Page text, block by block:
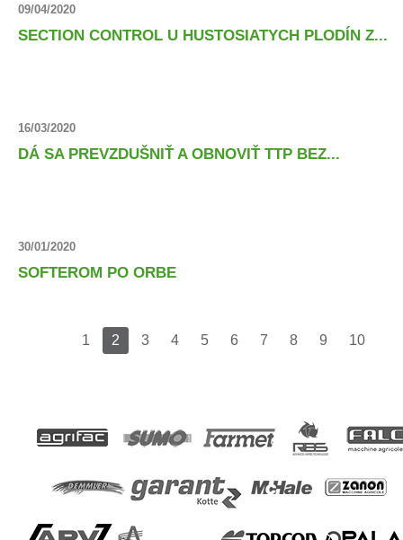
09/04/2020
SECTION CONTROL U HUSTOSIATYCH PLODÍN Z...
16/03/2020
DÁ SA PREVZDUŠNIŤ A OBNOVIŤ TTP BEZ...
30/01/2020
SOFTEROM PO ORBE
1 2 3 4 5 6 7 8 9 10